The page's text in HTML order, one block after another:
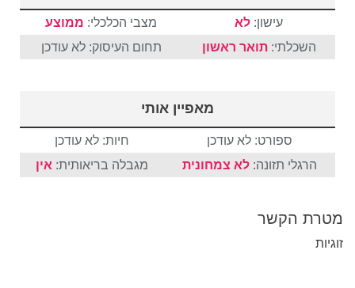
עישון: לא מצבי הכלכלי: ממוצע
השכלתי:תואר ראשון תחום העיסוק: לא עודכן
מאפיין אותי
ספורט: לא עודכן
חיות: לא עודכן
הרגלי תזונה: לא צמחונית מגבלה בריאותית: אין
מטרת הקשר
זוגיות